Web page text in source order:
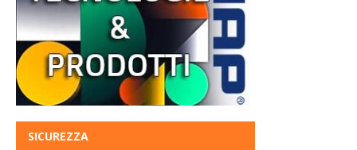
SICUREZZA